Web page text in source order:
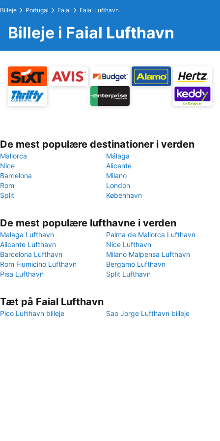
Billeje Portugal Faial Faial Lufthavn
Billeje i Faial Lufthavn
De mest populære destinationer i verden
Mallorca
Málaga
Nice
Alicante
Barcelona
Milano
Rom
London
Split
København
De mest populære lufthavne i verden
Malaga Lufthavn
Palma de Mallorca Lufthavn
Alicante Lufthavn
Nice Lufthavn
Barcelona Lufthavn
Milano Malpensa Lufthavn
Rom Fiumicino Lufthavn
Bergamo Lufthavn
Pisa Lufthavn
Split Lufthavn
Tæt på Faial Lufthavn
Pico Lufthavn billeje Sao Jorge Lufthavn billeje